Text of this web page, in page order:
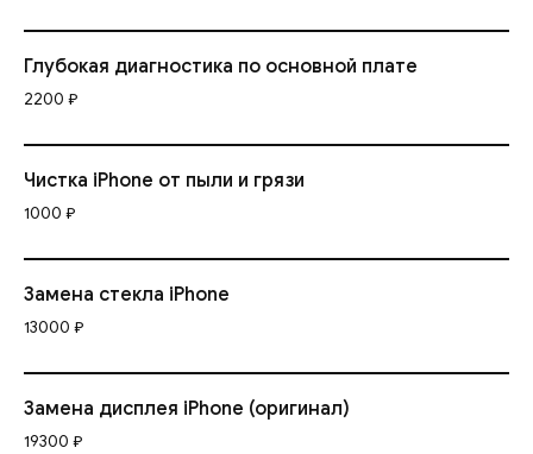
Глубокая диагностика по основной плате
2200 ₽
Чистка iPhone от пыли и грязи
1000 ₽
Замена стекла iPhone
13000 ₽
Замена дисплея iPhone (оригинал)
19300 ₽